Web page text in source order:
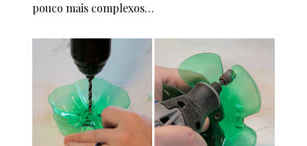
pouco mais complexos…